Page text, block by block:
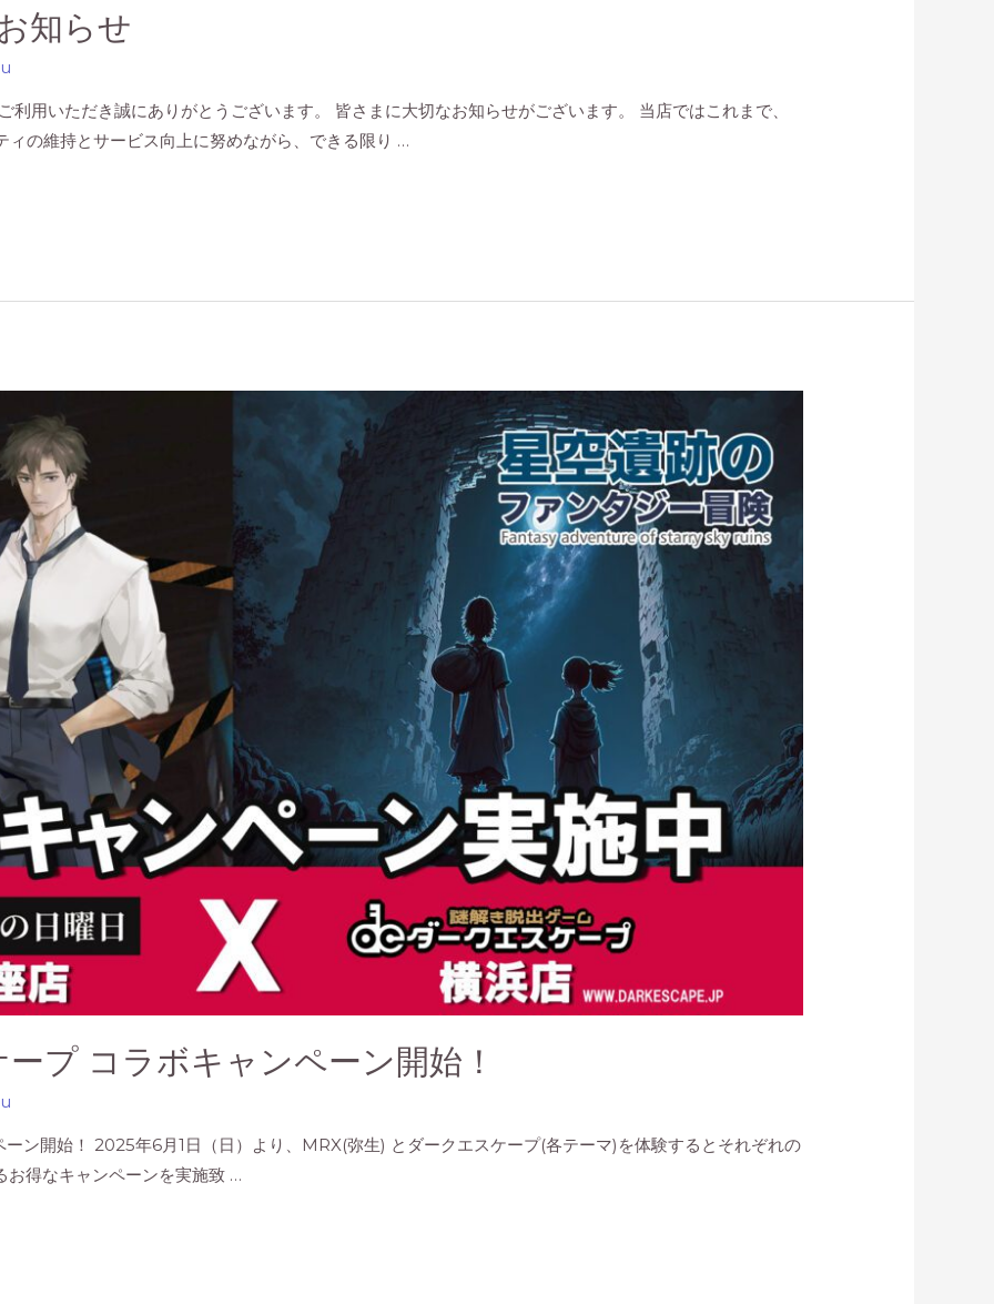
知らせ
利用いただき誠にありがとうございます。 皆さまに大切なお知らせがございます。 当店ではこれまで、
の維持とサービス向上に努めながら、できる限り …
プ コラボキャンペーン開始！
ン開始！ 2025年6月1日（日）より、MRX(弥生) とダークエスケープ(各テーマ)を体験するとそれぞれの
得なキャンペーンを実施致 …